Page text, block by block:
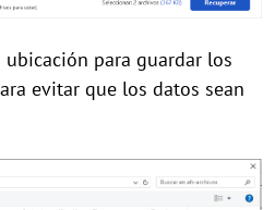
ubicación para guardar los
evitar que los datos sean